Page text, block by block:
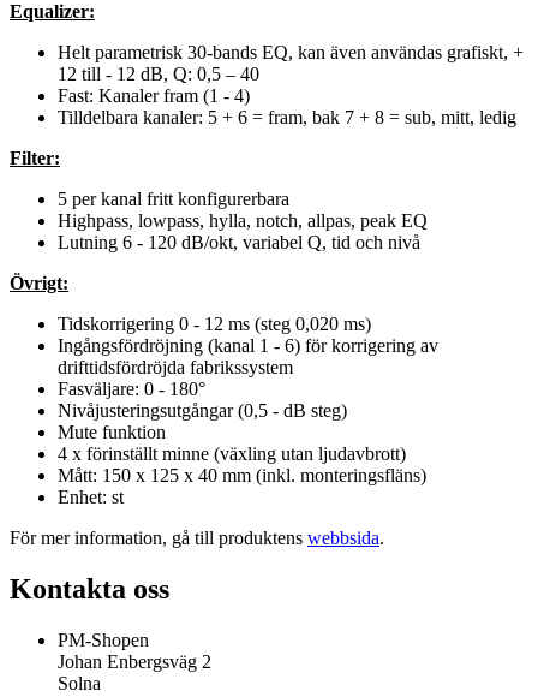
Equalizer:
Helt parametrisk 30-bands EQ, kan även användas grafiskt, +
12 till - 12 dB, Q: 0,5 – 40
Fast: Kanaler fram (1 - 4)
Tilldelbara kanaler: 5 + 6 = fram, bak 7 + 8 = sub, mitt, ledig
Filter:
5 per kanal fritt konfigurerbara
Highpass, lowpass, hylla, notch, allpas, peak EQ
Lutning 6 - 120 dB/okt, variabel Q, tid och nivå
Övrigt:
Tidskorrigering 0 - 12 ms (steg 0,020 ms)
Ingångsfördröjning (kanal 1 - 6) för korrigering av
drifttidsfördröjda fabrikssystem
Fasväljare: 0 - 180°
Nivåjusteringsutgångar (0,5 - dB steg)
Mute funktion
4 x förinställt minne (växling utan ljudavbrott)
Mått: 150 x 125 x 40 mm (inkl. monteringsfläns)
Enhet: st
För mer information, gå till produktens webbsida.
Kontakta oss
PM-Shopen
Johan Enbergsväg 2
Solna